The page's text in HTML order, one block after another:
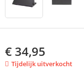
€ 34,95
Tijdelijk uitverkocht